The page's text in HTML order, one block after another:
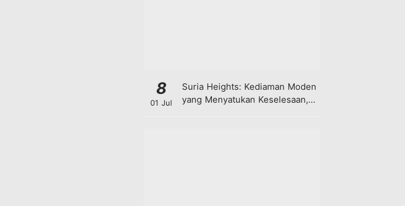
8
01 Jul
Suria Heights: Kediaman Moden
yang Menyatukan Keselesaan,